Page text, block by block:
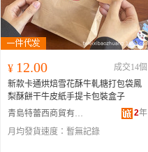
¥ 12.00
成交14個
新款卡通烘焙雪花酥牛軋糖打包袋鳳
梨酥餅干牛皮紙手提卡包裝盒子
青島特蕾西商貿有限公司
2年
月均發貨速度： 暫無記錄